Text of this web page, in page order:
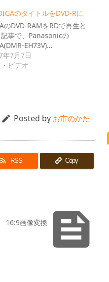
のタイトルをDVD-Rに
のDVD-RAMをRDで再生と
事で、Panasonicの
EH73V)…
年7月7日
ビデオ
 Posted by お市のかた
 RSS Copy

16:9画像変換